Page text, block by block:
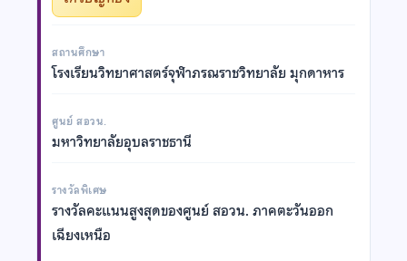
สถานศึกษา
โรงเรียนวิทยาศาสตร์จุฬาภรณราชวิทยาลัย มุกดาหาร
ศูนย์ สอวน.
มหาวิทยาลัยอุบลราชธานี
รางวัลพิเศษ
รางวัลคะแนนสูงสุดของศูนย์ สอวน. ภาคตะวันออก
เฉียงเหนือ